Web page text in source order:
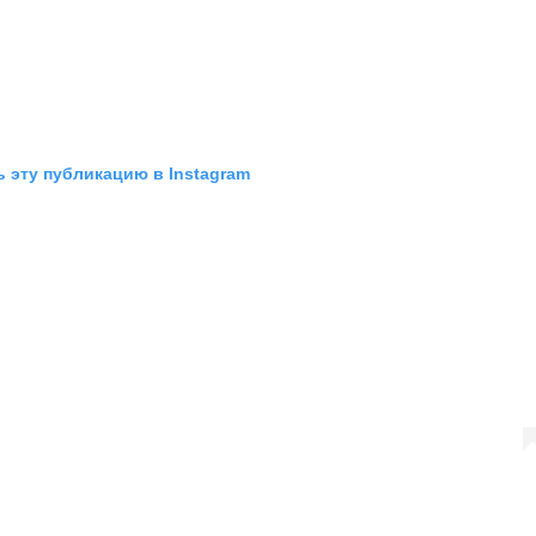
эту публикацию в Instagram